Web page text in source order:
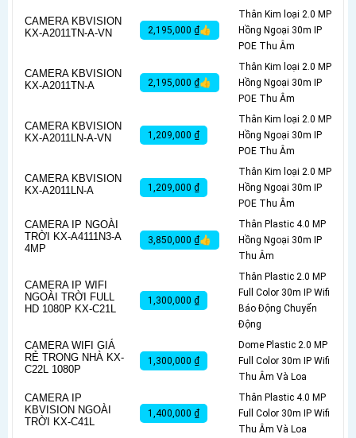
CAMERA KBVISION
KX-A2011TN-A-VN
2,195,000 ₫👍
Thân Kim loại 2.0 MP
Hồng Ngoại 30m IP
POE Thu Âm
CAMERA KBVISION
KX-A2011TN-A
2,195,000 ₫👍
Thân Kim loại 2.0 MP
Hồng Ngoại 30m IP
POE Thu Âm
CAMERA KBVISION
KX-A2011LN-A-VN
1,209,000 ₫
Thân Kim loại 2.0 MP
Hồng Ngoại 30m IP
POE Thu Âm
CAMERA KBVISION
KX-A2011LN-A
1,209,000 ₫
Thân Kim loại 2.0 MP
Hồng Ngoại 30m IP
POE Thu Âm
CAMERA IP NGOÀI
TRỜI KX-A4111N3-A
4MP
3,850,000 ₫👍
Thân Plastic 4.0 MP
Hồng Ngoại 30m IP
Thu Âm
CAMERA IP WIFI
NGOÀI TRỜI FULL
HD 1080P KX-C21L
1,300,000 ₫
Thân Plastic 2.0 MP
Full Color 30m IP Wifi
Báo Động Chuyển
Động
CAMERA WIFI GIÁ
RẺ TRONG NHÀ KX-
C22L 1080P
1,300,000 ₫
Dome Plastic 2.0 MP
Full Color 30m IP Wifi
Thu Âm Và Loa
CAMERA IP
KBVISION NGOÀI
TRỜI KX-C41L
1,400,000 ₫
Thân Plastic 4.0 MP
Full Color 30m IP Wifi
Thu Âm Và Loa